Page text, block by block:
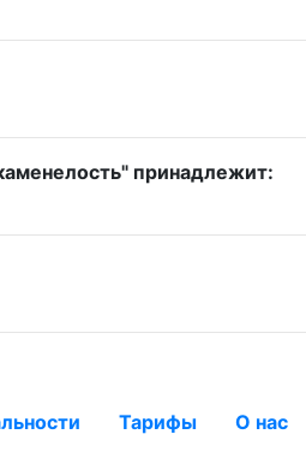
принадлежит:
Тарифы
О нас